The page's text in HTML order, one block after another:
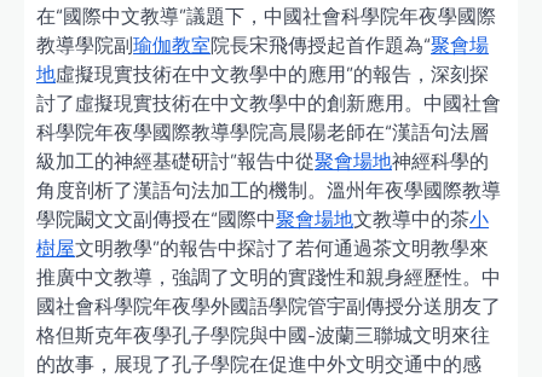
在“國際中文教導”議題下，中國社會科學院年夜學國際
教導學院副瑜伽教室院長宋飛傳授起首作題為“聚會場
地虛擬現實技術在中文教學中的應用”的報告，深刻探
討了虛擬現實技術在中文教學中的創新應用。中國社會
科學院年夜學國際教導學院高晨陽老師在“漢語句法層
級加工的神經基礎研討”報告中從聚會場地神經科學的
角度剖析了漢語句法加工的機制。溫州年夜學國際教導
學院闞文文副傳授在“國際中聚會場地文教導中的茶小
樹屋文明教學”的報告中探討了若何通過茶文明教學來
推廣中文教導，強調了文明的實踐性和親身經歷性。中
國社會科學院年夜學外國語學院管宇副傳授分送朋友了
格但斯克年夜學孔子學院與中國-波蘭三聯城文明來往
的故事，展現了孔子學院在促進中外文明交通中的感